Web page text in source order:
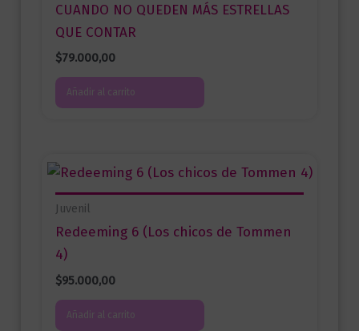
CUANDO NO QUEDEN MÁS ESTRELLAS
QUE CONTAR
$79.000,00
Añadir al carrito
Juvenil
Redeeming 6 (Los chicos de Tommen
4)
$95.000,00
Añadir al carrito